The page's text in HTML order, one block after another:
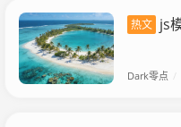
热文 js
Dark零点